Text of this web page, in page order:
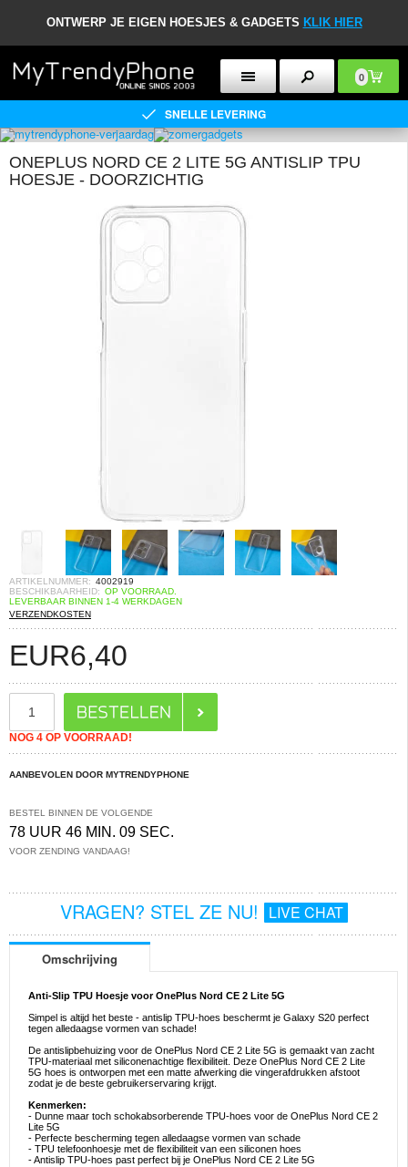
ONTWERP JE EIGEN HOESJES & GADGETS KLIK HIER
0
SNELLE LEVERING
ONEPLUS NORD CE 2 LITE 5G ANTISLIP TPU
HOESJE - DOORZICHTIG
ARTIKELNUMMER: 4002919
BESCHIKBAARHEID: OP VOORRAAD.
LEVERBAAR BINNEN 1-4 WERKDAGEN
VERZENDKOSTEN
EUR6,40
NOG 4 OP VOORRAAD!
AANBEVOLEN DOOR MYTRENDYPHONE
BESTEL BINNEN DE VOLGENDE
78 UUR 46 MIN. 08 SEC.
VOOR ZENDING VANDAAG!
VRAGEN? STEL ZE NU! LIVE CHAT
Omschrijving
Anti-Slip TPU Hoesje voor OnePlus Nord CE 2 Lite 5G
Simpel is altijd het beste - antislip TPU-hoes beschermt je Galaxy S20 perfect
tegen alledaagse vormen van schade!
De antislipbehuizing voor de OnePlus Nord CE 2 Lite 5G is gemaakt van zacht
TPU-materiaal met siliconenachtige flexibiliteit. Deze OnePlus Nord CE 2 Lite
5G hoes is ontworpen met een matte afwerking die vingerafdrukken afstoot
zodat je de beste gebruikerservaring krijgt.
Kenmerken:
- Dunne maar toch schokabsorberende TPU-hoes voor de OnePlus Nord CE 2
Lite 5G
- Perfecte bescherming tegen alledaagse vormen van schade
- TPU telefoonhoesje met de flexibiliteit van een siliconen hoes
- Antislip TPU-hoes past perfect bij je OnePlus Nord CE 2 Lite 5G